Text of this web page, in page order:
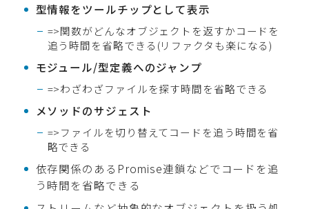
型情報をツールチップとして表示
=>関数がどんなオブジェクトを返すかコードを
追う時間を省略できる(リファクタも楽になる)
モジュール/型定義へのジャンプ
=>わざわざファイルを探す時間を省略できる
メソッドのサジェスト
=>ファイルを切り替えてコードを追う時間を省
略できる
依存関係のあるPromise連鎖などでコードを追
う時間を省略できる